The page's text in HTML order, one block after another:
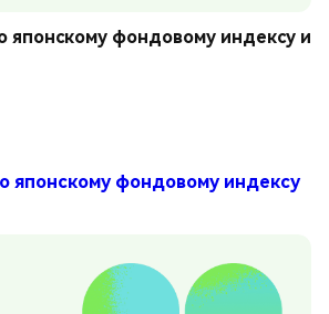
японскому фондовому индексу и
японскому фондовому индексу